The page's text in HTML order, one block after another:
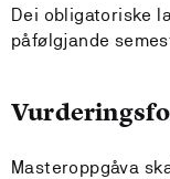
Dei obligatoriske
påfølgjande
Masteroppgåva